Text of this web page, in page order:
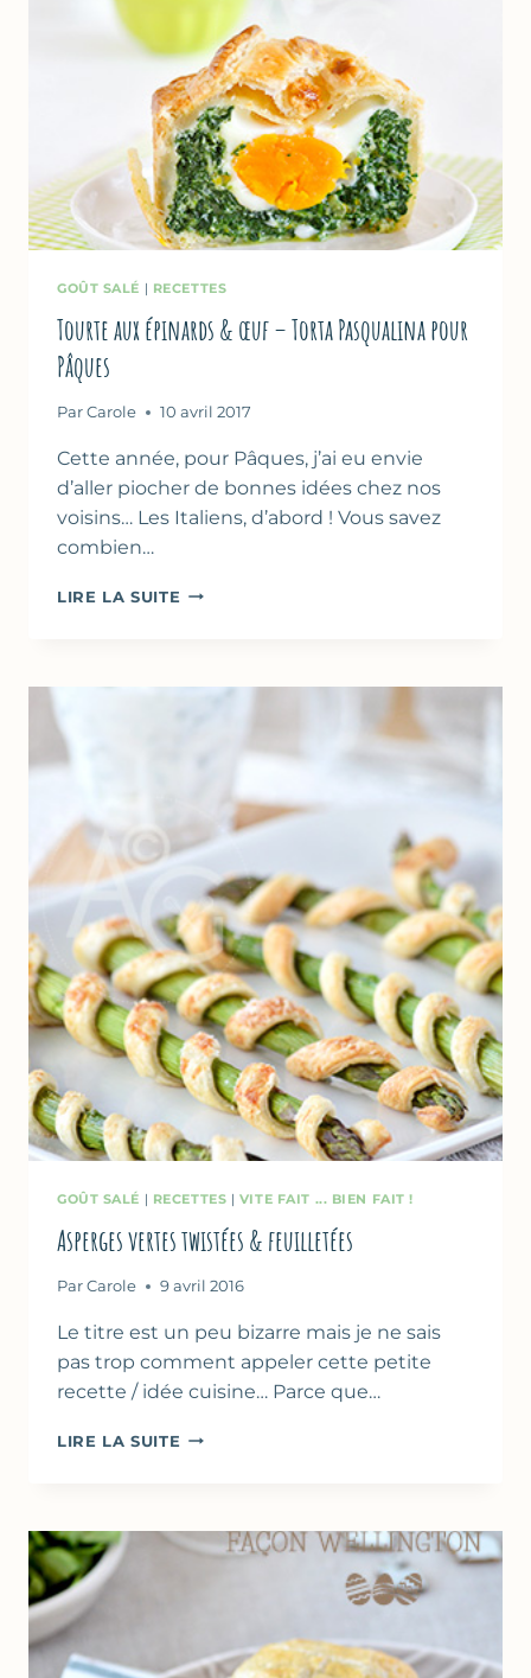
GOÛT SALÉ | RECETTES
Tourte aux épinards & œuf – Torta Pasqualina pour
Pâques
Par Carole 10 avril 2017
Cette année, pour Pâques, j’ai eu envie
d’aller piocher de bonnes idées chez nos
voisins… Les Italiens, d’abord ! Vous savez
combien…
LIRE LA SUITE TOURTE
ŒUF
PASQUALINA
PÂQUES
GOÛT SALÉ | RECETTES | VITE FAIT ... BIEN FAIT !
Asperges vertes twistées & feuilletées
Par Carole 9 avril 2016
Le titre est un peu bizarre mais je ne sais
pas trop comment appeler cette petite
recette / idée cuisine… Parce que…
LIRE LA SUITE ASPERGES
FEUILLETÉES